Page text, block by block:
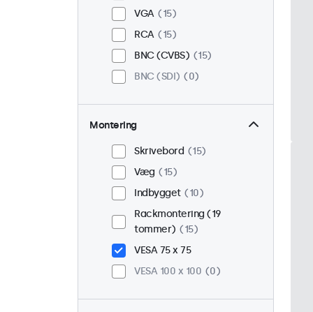
VGA
15
RCA
15
BNC (CVBS)
15
BNC (SDI)
0
Montering
Skrivebord
15
Væg
15
Indbygget
10
Rackmontering (19
tommer)
15
VESA 75 x 75
VESA 100 x 100
0